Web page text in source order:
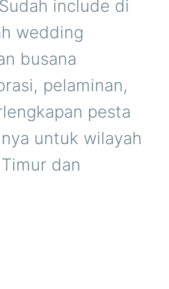
include di
wedding
busana
pelaminan,
pesta
untuk wilayah
dan